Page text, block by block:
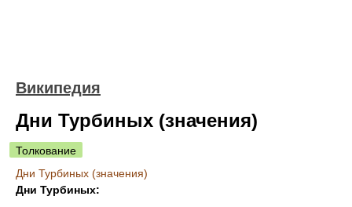
Википедия
Дни Турбиных (значения)
Толкование
Дни Турбиных (значения)
Дни Турбиных: